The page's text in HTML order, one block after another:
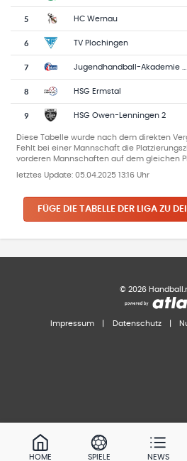
5 HC Wernau
6 TV Plochingen
7
8 HSG Ermstal
9 HSG Owen-Lenningen 2
Diese Tabelle wurde nach dem direkten
Fehlt bei einer Mannschaft die
vorderen Mannschaften auf dem gleichen
letztes Update: 05.04.2025 13:16 Uhr
FÜGE DIE TABELLE DER LIGA ZU
© 2026
Impressum Datenschutz
HOME SPIELE NEWS